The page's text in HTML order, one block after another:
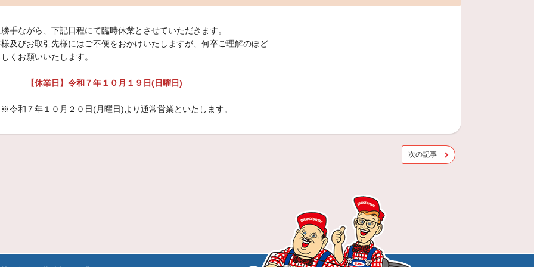
手ながら、下記日程にて臨時休業とさせていただきます。
及びお取引先様にはご不便をおかけいたしますが、何卒ご理解のほど
くお願いいたします。
【休業日】令和７年１０月１９日(日曜日)
７年１０月２０日(月曜日)より通常営業といたします。
次の記事